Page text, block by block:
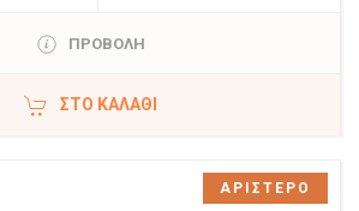
ΠΡΟΒΟΛΗ
ΣΤΟ ΚΑΛΆΘΙ
ΑΡΙΣΤΕΡΟ